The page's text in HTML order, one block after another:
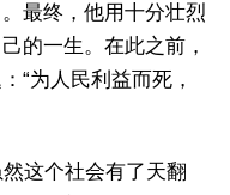
最终，他用十分壮烈
的一生。在此之前，
“为人民利益而死，
这个社会有了天翻